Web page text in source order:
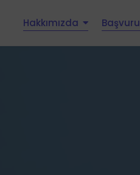
Hakkımızda Başvuru